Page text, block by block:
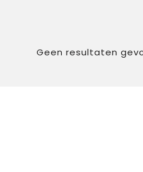
Geen resultaten